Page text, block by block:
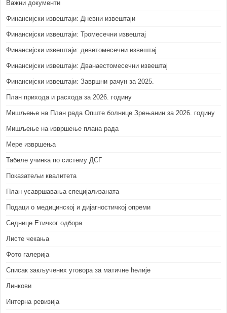
Важни документи
Финансијски извештаји: Дневни извештаји
Финансијски извештаји: Тромесечни извештај
Финансијски извештаји: деветомесечни извештај
Финансијски извештаји: Дванаестомесечни извештај
Финансијски извештаји: Завршни рачун за 2025.
План прихода и расхода за 2026. годину
Мишљење на План рада Опште болнице Зрењанин за 2026. годину
Мишљење на извршење плана рада
Мере извршења
Табеле учинка по систему ДСГ
Показатељи квалитета
План усавршавања специјализаната
Подаци о медицинској и дијагностичкој опреми
Седнице Етичког одбора
Листе чекања
Фото галерија
Списак закључених уговора за матичне ћелије
Линкови
Интерна ревизија